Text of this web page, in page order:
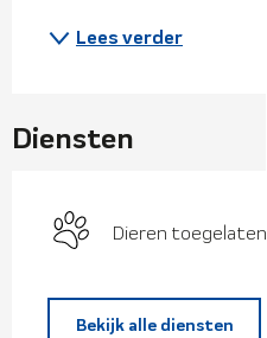
Lees verder
Diensten
Dieren toegelaten
Bekijk alle diensten